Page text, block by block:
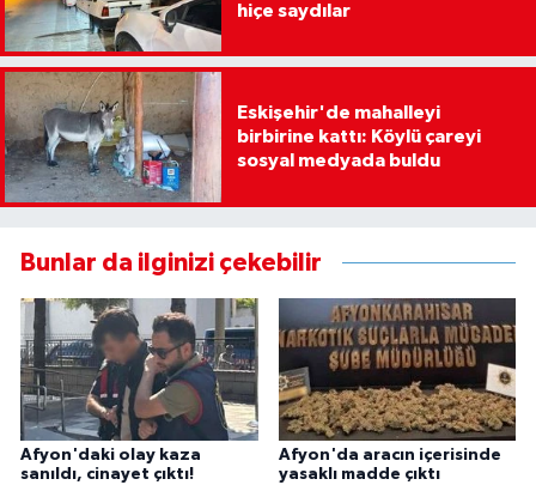
hiçe saydılar
Eskişehir'de mahalleyi
birbirine kattı: Köylü çareyi
sosyal medyada buldu
Bunlar da ilginizi çekebilir
Afyon'daki olay kaza
sanıldı, cinayet çıktı!
Afyon'da aracın içerisinde
yasaklı madde çıktı